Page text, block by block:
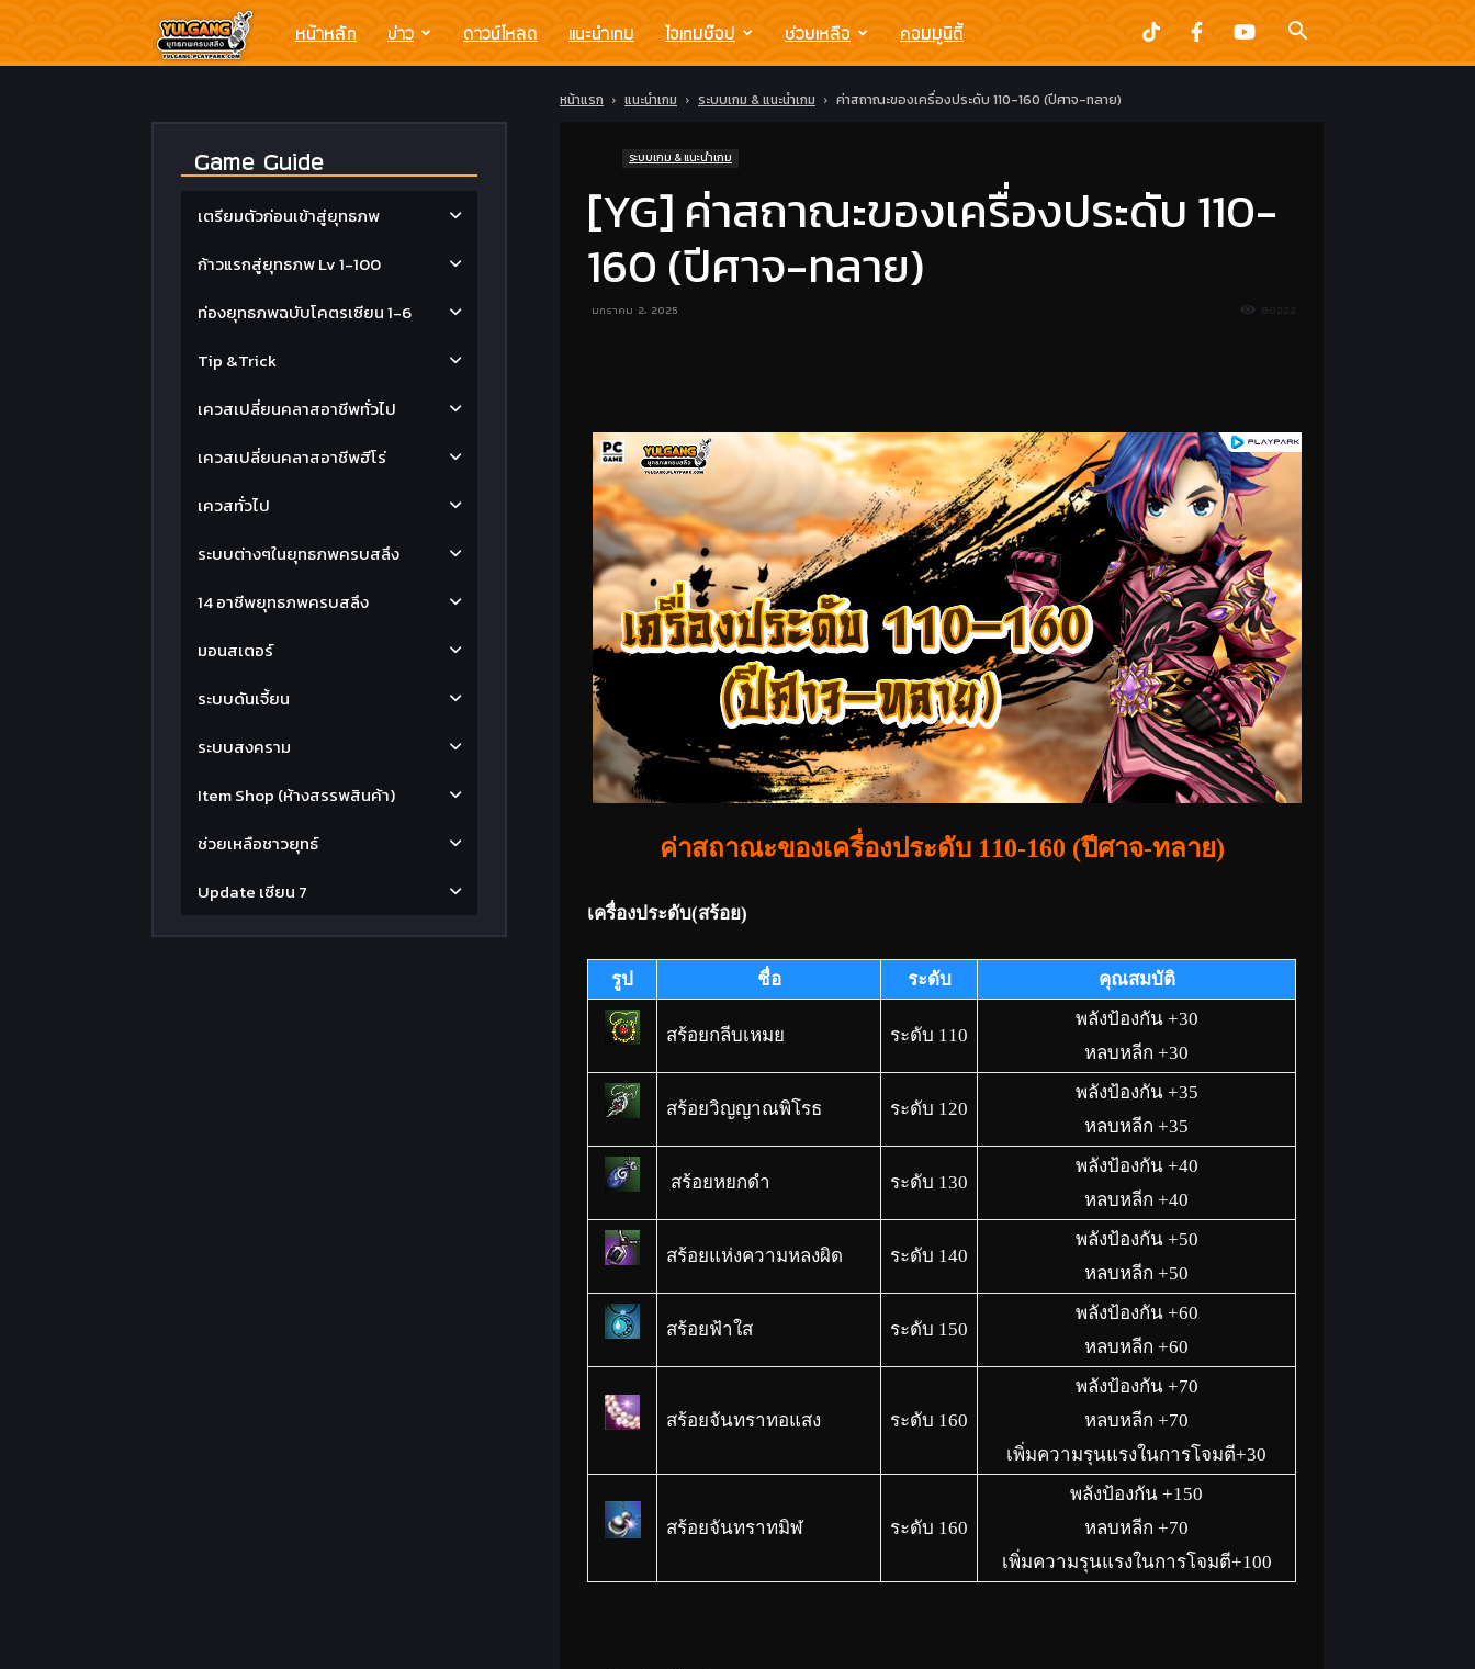
Yulgang
วกัง
ยุทธ
หน้าหลัก ข่าว ดาวน์โหลด แนะนำเกม ไอเทมช๊อป ช่วยเหลือ คอมมูนิตี้
หน้าแรก แนะนำเกม ระบบเกม & แนะนำเกม ค่าสถาณะของเครื่องประดับ 110-160 (ปีศาจ-ทลาย)
ระบบเกม & แนะนำเกม
[YG] ค่าสถาณะของเครื่องประดับ 110-
160 (ปีศาจ-ทลาย)
มกราคม 2, 2025 80222
ค่าสถาณะของเครื่องประดับ 110-160 (ปีศาจ-ทลาย)
เครื่องประดับ(สร้อย)
รูป ชื่อ ระดับ คุณสมบัติ
สร้อยกลีบเหมย ระดับ 110
พลังป้องกัน +30
หลบหลีก +30
สร้อยวิญญาณพิโรธ ระดับ 120
พลังป้องกัน +35
หลบหลีก +35
สร้อยหยกดำ ระดับ 130
พลังป้องกัน +40
หลบหลีก +40
สร้อยแห่งความหลงผิด ระดับ 140
พลังป้องกัน +50
หลบหลีก +50
สร้อยฟ้าใส ระดับ 150
พลังป้องกัน +60
หลบหลีก +60
สร้อยจันทราทอแสง ระดับ 160
พลังป้องกัน +70
หลบหลีก +70
เพิ่มความรุนแรงในการโจมตี+30
สร้อยจันทราทมิฬ ระดับ 160
พลังป้องกัน +150
หลบหลีก +70
เพิ่มความรุนแรงในการโจมตี+100
Game Guide
เตรียมตัวก่อนเข้าสู่ยุทธภพ
ก้าวแรกสู่ยุทธภพ Lv 1-100
ท่องยุทธภพฉบับโคตรเซียน 1-6
Tip &Trick
เควสเปลี่ยนคลาสอาชีพทั่วไป
เควสเปลี่ยนคลาสอาชีพฮีโร่
เควสทั่วไป
ระบบต่างๆในยุทธภพครบสลึง
14 อาชีพยุทธภพครบสลึง
มอนสเตอร์
ระบบดันเจี้ยน
ระบบสงคราม
Item Shop (ห้างสรรพสินค้า)
ช่วยเหลือชาวยุทธ์
Update เซียน 7